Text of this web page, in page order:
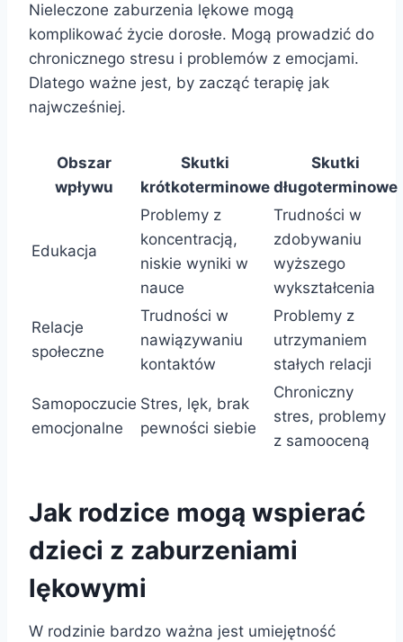
Nieleczone zaburzenia lękowe mogą
komplikować życie dorosłe. Mogą prowadzić do
chronicznego stresu i problemów z emocjami.
Dlatego ważne jest, by zacząć terapię jak
najwcześniej.
Obszar
wpływu
Skutki
krótkoterminowe
Skutki
długoterminowe
Edukacja
Problemy z
koncentracją,
niskie wyniki w
nauce
Trudności w
zdobywaniu
wyższego
wykształcenia
Relacje
społeczne
Trudności w
nawiązywaniu
kontaktów
Problemy z
utrzymaniem
stałych relacji
Samopoczucie
emocjonalne
Stres, lęk, brak
pewności siebie
Chroniczny
stres, problemy
z samooceną
Jak rodzice mogą wspierać
dzieci z zaburzeniami
lękowymi
W rodzinie bardzo ważna jest umiejętność